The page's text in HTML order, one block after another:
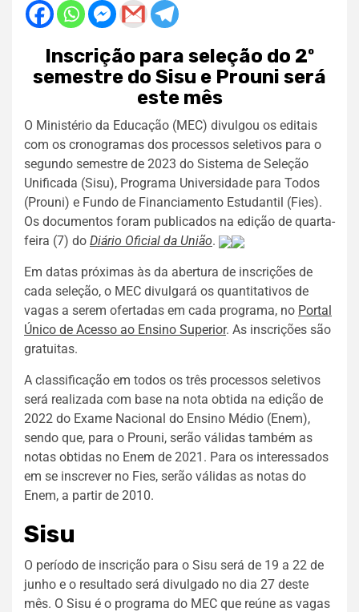
Inscrição para seleção do 2º
semestre do Sisu e Prouni será
este mês
O Ministério da Educação (MEC) divulgou os editais
com os cronogramas dos processos seletivos para o
segundo semestre de 2023 do Sistema de Seleção
Unificada (Sisu), Programa Universidade para Todos
(Prouni) e Fundo de Financiamento Estudantil (Fies).
Os documentos foram publicados na edição de quarta-
feira (7) do Diário Oficial da União.
Em datas próximas às da abertura de inscrições de
cada seleção, o MEC divulgará os quantitativos de
vagas a serem ofertadas em cada programa, no Portal
Único de Acesso ao Ensino Superior. As inscrições são
gratuitas.
A classificação em todos os três processos seletivos
será realizada com base na nota obtida na edição de
2022 do Exame Nacional do Ensino Médio (Enem),
sendo que, para o Prouni, serão válidas também as
notas obtidas no Enem de 2021. Para os interessados
em se inscrever no Fies, serão válidas as notas do
Enem, a partir de 2010.
Sisu
O período de inscrição para o Sisu será de 19 a 22 de
junho e o resultado será divulgado no dia 27 deste
mês. O Sisu é o programa do MEC que reúne as vagas